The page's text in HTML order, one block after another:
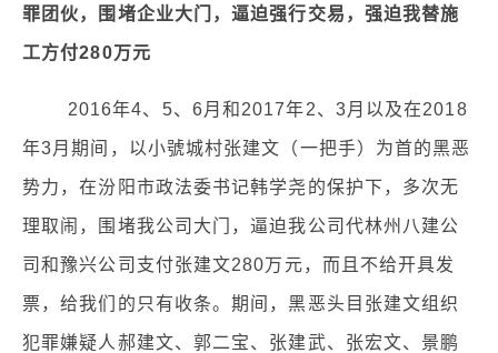
罪团伙，围堵企业大门，逼迫强行交易，强迫我替施
工方付280万元
2016年4、5、6月和2017年2、3月以及在2018
年3月期间，以小號城村张建文（一把手）为首的黑恶
势力，在汾阳市政法委书记韩学尧的保护下，多次无
理取闹，围堵我公司大门，逼迫我公司代林州八建公
司和豫兴公司支付张建文280万元，而且不给开具发
票，给我们的只有收条。期间，黑恶头目张建文组织
犯罪嫌疑人郝建文、郭二宝、张建武、张宏文、景鹏